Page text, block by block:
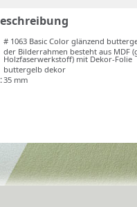
# 1063 Basic Color glänzend
der Bilderrahmen besteht aus MDF
Holzfaserwerkstoff) mit Dekor-Folie
buttergelb dekor
35 mm